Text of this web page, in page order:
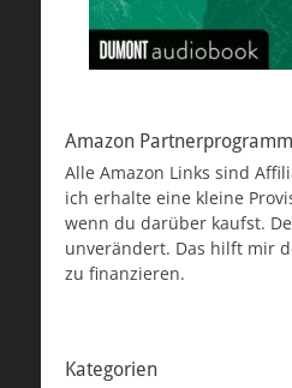
Amazon Partnerprogramm
Alle Amazon Links sind
ich erhalte eine kleine
wenn du darüber kaufst.
unverändert. Das hilft mir
zu finanzieren.
Kategorien